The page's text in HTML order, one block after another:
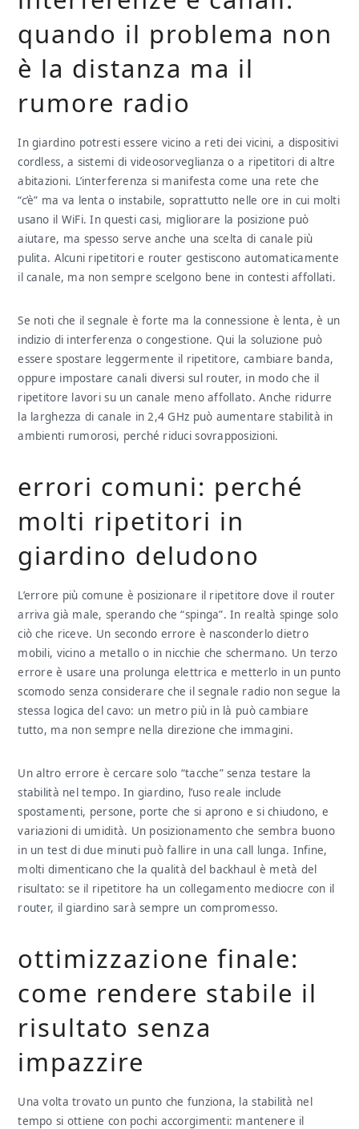
quando il problema non
è la distanza ma il
rumore radio
In giardino potresti essere vicino a reti dei vicini, a dispositivi
cordless, a sistemi di videosorveglianza o a ripetitori di altre
abitazioni. L’interferenza si manifesta come una rete che
“c’è” ma va lenta o instabile, soprattutto nelle ore in cui molti
usano il WiFi. In questi casi, migliorare la posizione può
aiutare, ma spesso serve anche una scelta di canale più
pulita. Alcuni ripetitori e router gestiscono automaticamente
il canale, ma non sempre scelgono bene in contesti affollati.
Se noti che il segnale è forte ma la connessione è lenta, è un
indizio di interferenza o congestione. Qui la soluzione può
essere spostare leggermente il ripetitore, cambiare banda,
oppure impostare canali diversi sul router, in modo che il
ripetitore lavori su un canale meno affollato. Anche ridurre
la larghezza di canale in 2,4 GHz può aumentare stabilità in
ambienti rumorosi, perché riduci sovrapposizioni.
errori comuni: perché
molti ripetitori in
giardino deludono
L’errore più comune è posizionare il ripetitore dove il router
arriva già male, sperando che “spinga”. In realtà spinge solo
ciò che riceve. Un secondo errore è nasconderlo dietro
mobili, vicino a metallo o in nicchie che schermano. Un terzo
errore è usare una prolunga elettrica e metterlo in un punto
scomodo senza considerare che il segnale radio non segue la
stessa logica del cavo: un metro più in là può cambiare
tutto, ma non sempre nella direzione che immagini.
Un altro errore è cercare solo “tacche” senza testare la
stabilità nel tempo. In giardino, l’uso reale include
spostamenti, persone, porte che si aprono e si chiudono, e
variazioni di umidità. Un posizionamento che sembra buono
in un test di due minuti può fallire in una call lunga. Infine,
molti dimenticano che la qualità del backhaul è metà del
risultato: se il ripetitore ha un collegamento mediocre con il
router, il giardino sarà sempre un compromesso.
ottimizzazione finale:
come rendere stabile il
risultato senza
impazzire
Una volta trovato un punto che funziona, la stabilità nel
tempo si ottiene con pochi accorgimenti: mantenere il